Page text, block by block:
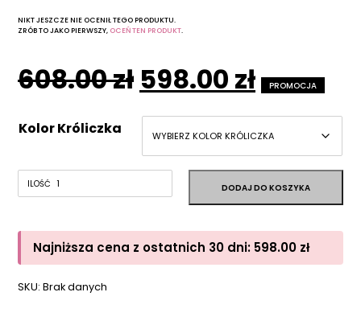
NIKT JESZCZE NIE OCENIŁ TEGO PRODUKTU.
ZRÓB TO JAKO PIERWSZY, OCEŃ TEN PRODUKT.
608.00zł Pierwotna
cena
wynosiła:
608.00 zł.
598.00 zł
cena
wynosi:
598.00
PROMOCJA
Kolor Króliczka
Najniższa cena z ostatnich 30 dni: 598.00 zł
SKU: Brak danych